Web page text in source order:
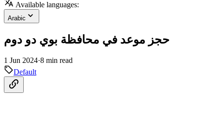
Available languages:
Arabic
حجز موعد في محافظة بوي دو دوم
1 Jun 2024·8 min read
Default